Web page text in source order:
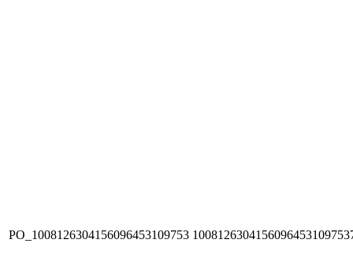
PO_1008126304156096453109753